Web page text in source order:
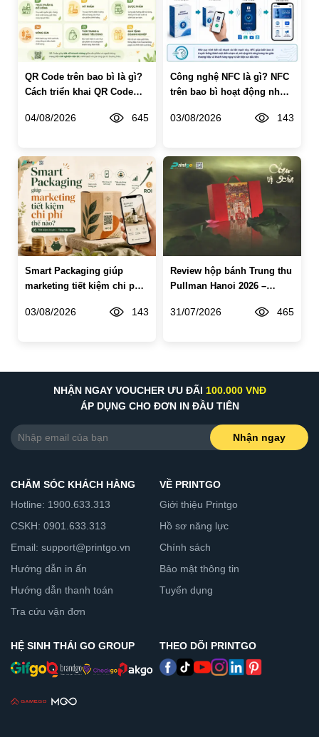
QR Code trên bao bì là gì?
Cách triển khai QR Code
doanh nghiệp
04/08/2026 645
Công nghệ NFC là gì? NFC
trên bao bì hoạt động như
03/08/2026 143
Smart Packaging giúp
marketing tiết kiệm chi phí
03/08/2026 143
Review hộp bánh Trung thu
Pullman Hanoi 2026 –
31/07/2026 465
NHẬN NGAY VOUCHER ƯU ĐÃI 100.000 VNĐ
ÁP DỤNG CHO ĐƠN IN ĐẦU TIÊN
Nhận ngay
CHĂM SÓC KHÁCH HÀNG
Hotline: 1900.633.313
CSKH: 0901.633.313
Email: support@printgo.vn
Hướng dẫn in ấn
Hướng dẫn thanh toán
Tra cứu vận đơn
VỀ PRINTGO
Giới thiệu Printgo
Hồ sơ năng lực
Chính sách
Bảo mật thông tin
Tuyển dụng
HỆ SINH THÁI GO GROUP THEO DÕI PRINTGO